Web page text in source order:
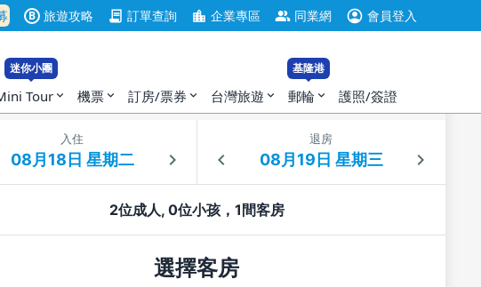
B 旅遊攻略 contract 訂單查詢 location_city 企業專區 group 同業網 account_circle 會員登入
迷你小團
Tour expand_more 機票 expand_more 訂房/票券 expand_more 台灣旅遊 expand_more
基隆港
郵輪 expand_more 護照/簽證
入住 退房
2位成人, 0位小孩，1間客房
選擇客房